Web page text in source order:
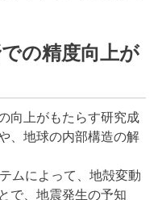
の精度向上が
向上がもたらす研究成
、地球の内部構造の解
ムによって、地殻変動
で、地震発生の予知